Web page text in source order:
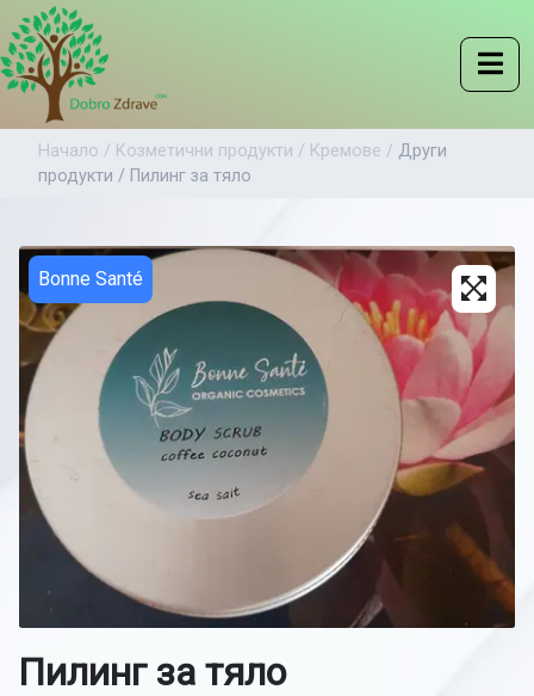
Начало / Kозметични продукти / Кремове / Други
продукти / Пилинг за тяло
Bonne Santé
Пилинг за тяло